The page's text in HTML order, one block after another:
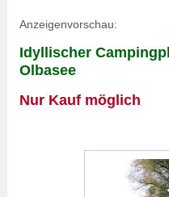
Anzeigenvorschau:
Idyllischer
Olbasee
Nur Kauf möglich